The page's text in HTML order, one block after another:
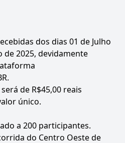
dos dias 01 de Julho
de 2025, devidamente
de R$45,00 reais
único.
a 200 participantes.
do Centro Oeste de